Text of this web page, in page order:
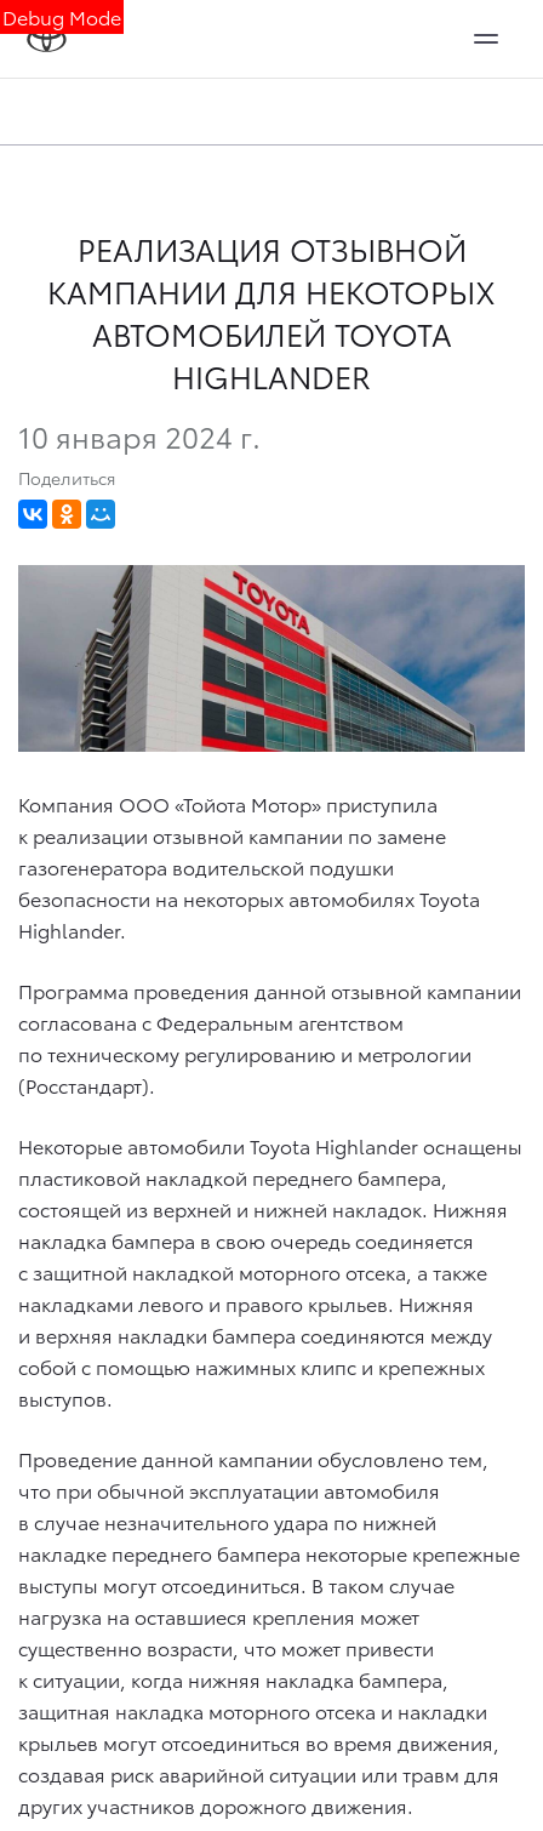
Debug Mode
РЕАЛИЗАЦИЯ ОТЗЫВНОЙ
КАМПАНИИ ДЛЯ НЕКОТОРЫХ
АВТОМОБИЛЕЙ TOYOTA
HIGHLANDER
10 января 2024 г.
Поделиться
Компания ООО «Тойота Мотор» приступила
к реализации отзывной кампании по замене
газогенератора водительской подушки
безопасности на некоторых автомобилях Toyota
Highlander.
Программа проведения данной отзывной кампании
согласована с Федеральным агентством
по техническому регулированию и метрологии
(Росстандарт).
Некоторые автомобили Toyota Highlander оснащены
пластиковой накладкой переднего бампера,
состоящей из верхней и нижней накладок. Нижняя
накладка бампера в свою очередь соединяется
с защитной накладкой моторного отсека, а также
накладками левого и правого крыльев. Нижняя
и верхняя накладки бампера соединяются между
собой c помощью нажимных клипс и крепежных
выступов.
Проведение данной кампании обусловлено тем,
что при обычной эксплуатации автомобиля
в случае незначительного удара по нижней
накладке переднего бампера некоторые крепежные
выступы могут отсоединиться. В таком случае
нагрузка на оставшиеся крепления может
существенно возрасти, что может привести
к ситуации, когда нижняя накладка бампера,
защитная накладка моторного отсека и накладки
крыльев могут отсоединиться во время движения,
создавая риск аварийной ситуации или травм для
других участников дорожного движения.